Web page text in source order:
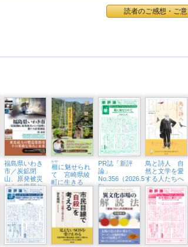
読者のご感想・ご
福島県いわき
市／炭鉱閉
山、原発被災
からの復興と
新たな産業創
造
榧
かや
に魅せられ
て 宮崎県綾
町に生きる
「現代の名
工」熊須健一
PR誌「新評
論」
No.356（2026.5・
6）
鳥と詩人 自
然と文学を愛
する人たちへ